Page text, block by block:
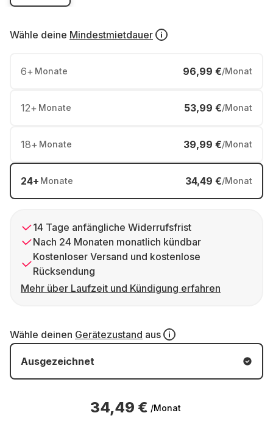
Wähle deine Mindestmietdauer
6+ Monate 96,99 €/Monat
12+ Monate 53,99 €/Monat
18+ Monate 39,99 €/Monat
24+ Monate 34,49 €/Monat
14 Tage anfängliche Widerrufsfrist
Nach 24 Monaten monatlich kündbar
Kostenloser Versand und kostenlose
Rücksendung
Mehr über Laufzeit und Kündigung erfahren
Wähle deinen Gerätezustand aus
Ausgezeichnet
34,49 € /Monat